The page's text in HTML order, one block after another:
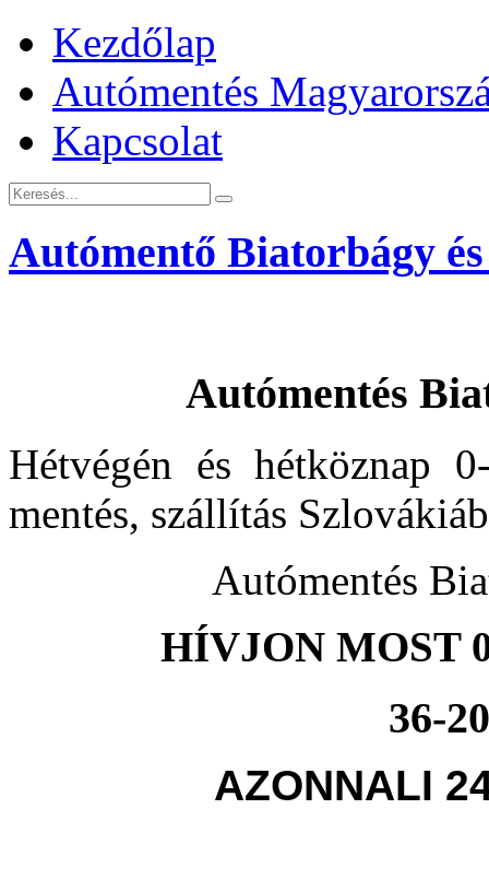
Kezdőlap
Autómentés
Kapcsolat
Autómentő Biatorbágy
Autómentés
Hétvégén és hétköznap
mentés, szállítás
Autómentés
HÍVJON MOST
36-
AZONNALI